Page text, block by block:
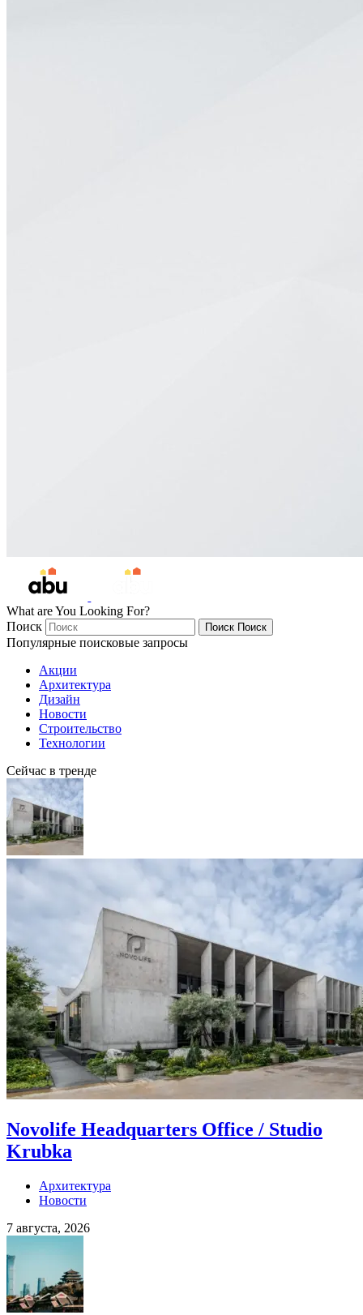
What are You Looking For?
Поиск
Поиск Поиск
Популярные поисковые запросы
Акции
Архитектура
Дизайн
Новости
Строительство
Технологии
Сейчас в тренде
Novolife Headquarters Office / Studio
Krubka
Архитектура
Новости
7 августа, 2026